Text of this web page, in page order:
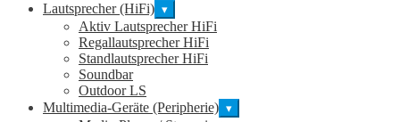
Lautsprecher (HiFi) ▾
Aktiv Lautsprecher HiFi
Regallautsprecher HiFi
Standlautsprecher HiFi
Soundbar
Outdoor LS
Multimedia-Geräte (Peripherie) ▾